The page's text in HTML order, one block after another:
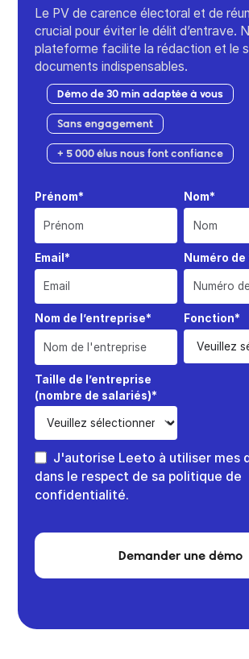
Le PV de carence électoral et de
crucial pour éviter le délit d’entrave.
plateforme facilite la rédaction et le
documents indispensables.
Démo de 30 min adaptée à vous
Sans engagement
+ 5 000 élus nous font confiance
Prénom* Nom*
Email* Numéro
Nom de l’entreprise* Fonction*
Taille de l’entreprise
(nombre de salariés)*
J'autorise Leeto à utiliser mes
dans le respect de sa politique de
confidentialité.
Demander une démo